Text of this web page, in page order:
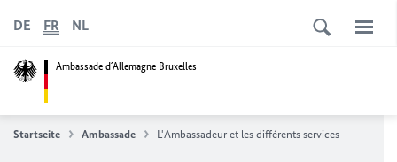
Ambassade d´Allemagne Bruxelles
DE FR NL
Startseite Ambassade L'Ambassadeur et les différents services